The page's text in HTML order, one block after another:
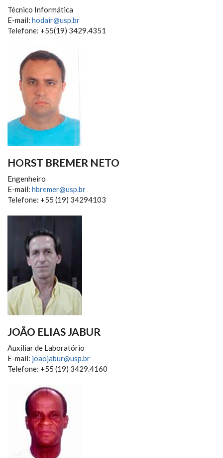
Técnico Informática
E-mail: hodair@usp.br
Telefone: +55(19) 3429.4351
HORST BREMER NETO
Engenheiro
E-mail: hbremer@usp.br
Telefone: +55 (19) 34294103
JOÃO ELIAS JABUR
Auxiliar de Laboratório
E-mail: joaojabur@usp.br
Telefone: +55 (19) 3429.4160